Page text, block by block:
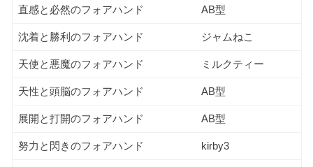
直感と必然のフォアハンド AB型
沈着と勝利のフォアハンド ジャムねこ
天使と悪魔のフォアハンド ミルクティー
天性と頭脳のフォアハンド AB型
展開と打開のフォアハンド AB型
努力と閃きのフォアハンド kirby3